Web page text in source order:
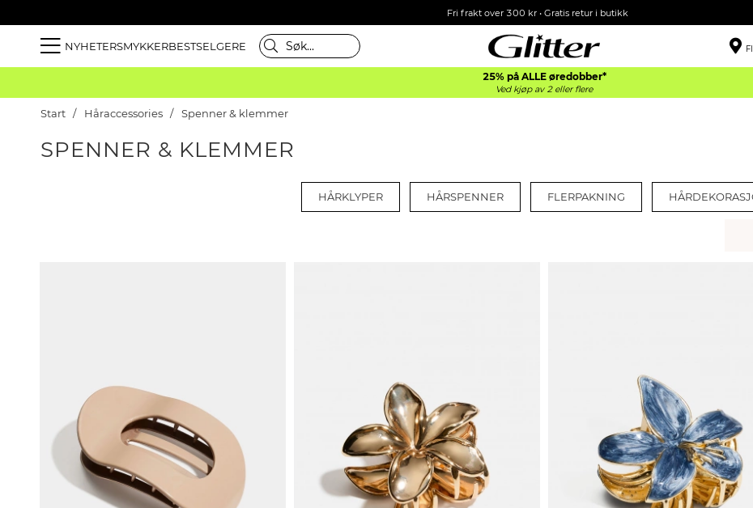
Fri frakt over 300 kr • Gratis retur i butikk
NYHETERSMYKKERBESTSELGERE
25% på ALLE øredobber*
Ved kjøp av 2 eller flere
Start Håraccessories Spenner & klemmer
SPENNER & KLEMMER
HÅRKLYPER HÅRSPENNER FLERPAKNING